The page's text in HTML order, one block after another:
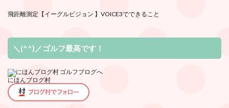
飛距離測定 【イーグルビジョン 】VOICE3でできること
＼(^^)／ゴルフ最高です！
にほんブログ村